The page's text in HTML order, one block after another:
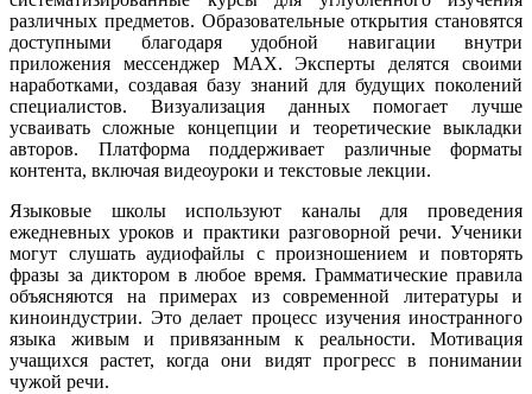
различных предметов. Образовательные открытия становятся
доступными благодаря удобной навигации внутри
приложения мессенджер MAX. Эксперты делятся своими
наработками, создавая базу знаний для будущих поколений
специалистов. Визуализация данных помогает лучше
усваивать сложные концепции и теоретические выкладки
авторов. Платформа поддерживает различные форматы
контента, включая видеоуроки и текстовые лекции.
Языковые школы используют каналы для проведения
ежедневных уроков и практики разговорной речи. Ученики
могут слушать аудиофайлы с произношением и повторять
фразы за диктором в любое время. Грамматические правила
объясняются на примерах из современной литературы и
киноиндустрии. Это делает процесс изучения иностранного
языка живым и привязанным к реальности. Мотивация
учащихся растет, когда они видят прогресс в понимании
чужой речи.